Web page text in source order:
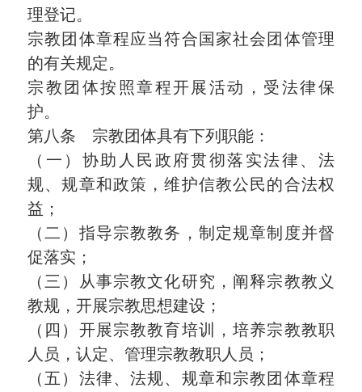
理登记。
宗教团体章程应当符合国家社会团体管理
的有关规定。
宗教团体按照章程开展活动，受法律保
护。
第八条 宗教团体具有下列职能：
（一）协助人民政府贯彻落实法律、法
规、规章和政策，维护信教公民的合法权
益；
（二）指导宗教教务，制定规章制度并督
促落实；
（三）从事宗教文化研究，阐释宗教教义
教规，开展宗教思想建设；
（四）开展宗教教育培训，培养宗教教职
人员，认定、管理宗教教职人员；
（五）法律、法规、规章和宗教团体章程